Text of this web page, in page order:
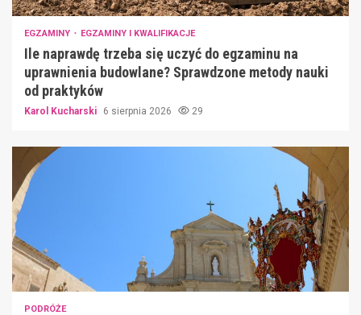
EGZAMINY EGZAMINY I KWALIFIKACJE
Ile naprawdę trzeba się uczyć do egzaminu na
uprawnienia budowlane? Sprawdzone metody nauki
od praktyków
Karol Kucharski 6 sierpnia 2026 29
PODRÓŻE